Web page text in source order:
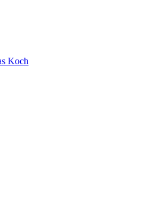
Koch